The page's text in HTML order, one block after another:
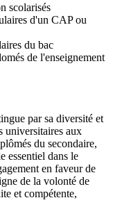
scolarisés
d'un CAP ou
du bac
de l'enseignement
par sa diversité et
universitaires aux
du secondaire,
essentiel dans le
en faveur de
de la volonté de
et compétente,